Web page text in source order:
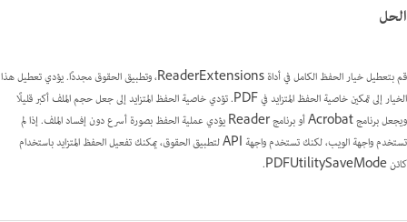
الحل
قم بتعطيل خيار الحفظ الكامل في أداة ReaderExtensions، وتطبيق الحقوق مجددًا. يؤدي تعطيل هذا
الخيار إلى تمكين خاصية الحفظ المتزايد في PDF. تؤدي خاصية الحفظ المتزايد إلى جعل حجم الملف أكبر قليلًا
ويجعل برنامج Acrobat أو برنامج Reader يؤدي عملية الحفظ بصورة أسرع دون إفساد الملف. إذا لم
تستخدم واجهة الويب، لكنك تستخدم واجهة API لتطبيق الحقوق، يمكنك تفعيل الحفظ المتزايد باستخدام
كائن PDFUtilitySaveMode.